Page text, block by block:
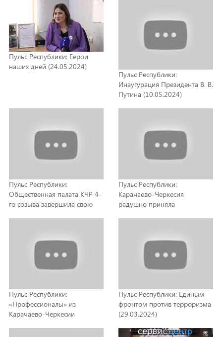
Пульс Республики: Герои
наших дней (24.05.2024)
Пульс Республики:
Инаугурация Президента В. В.
Путина (10.05.2024)
Пульс Республики:
Общественная палата КЧР 4-
го созыва завершила свою
Пульс Республики:
Карачаево-Черкесия
радушно приняла
Пульс Республики:
«Профессионалы» из
Карачаево-Черкесии
Пульс Республики: Единым
фронтом против терроризма
(29.03.2024)